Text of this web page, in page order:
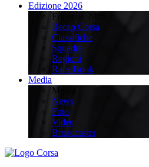
Edizione 2026
Edizione 2026
Recap Corsa
Classifiche
Squadre
Regioni
Race Book
Media
Media
News
Foto
Video
Broadcaster